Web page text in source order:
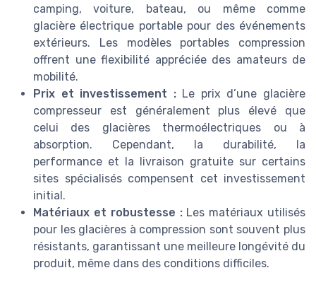
camping, voiture, bateau, ou même comme
glacière électrique portable pour des événements
extérieurs. Les modèles portables compression
offrent une flexibilité appréciée des amateurs de
mobilité.
Prix et investissement :Le prix d’une glacière
compresseur est généralement plus élevé que
celui des glacières thermoélectriques ou à
absorption. Cependant, la durabilité, la
performance et la livraison gratuite sur certains
sites spécialisés compensent cet investissement
initial.
Matériaux et robustesse :Les matériaux utilisés
pour les glacières à compression sont souvent plus
résistants, garantissant une meilleure longévité du
produit, même dans des conditions difficiles.